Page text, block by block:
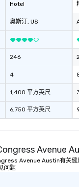
Hotel
奥斯汀 , US
246
4
1,400 平方英尺
6,750 平方英尺
Avenue
Avenue Austin有关健
问题